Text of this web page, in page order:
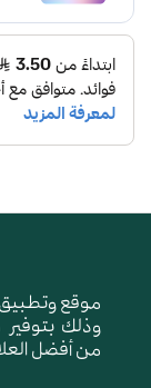
موقع
وذلك
من أفضل